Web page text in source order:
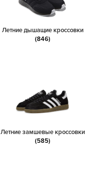
Летние дышащие кроссовки
(846)
Летние замшевые кроссовки
(585)